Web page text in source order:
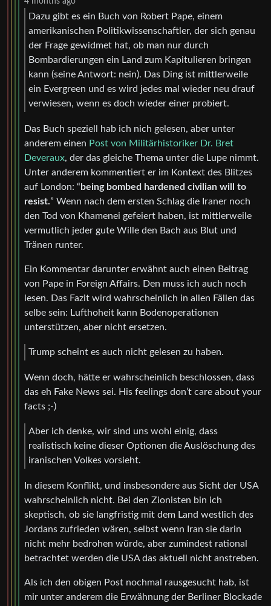
Dazu gibt es ein Buch von Robert Pape, einem
amerikanischen Politikwissenschaftler, der sich genau
der Frage gewidmet hat, ob man nur durch
Bombardierungen ein Land zum Kapitulieren bringen
kann (seine Antwort: nein). Das Ding ist mittlerweile
ein Evergreen und es wird jedes mal wieder neu drauf
verwiesen, wenn es doch wieder einer probiert.
Das Buch speziell hab ich nich gelesen, aber unter
anderem einen Post von Militärhistoriker Dr. Bret
Deveraux, der das gleiche Thema unter die Lupe nimmt.
Unter anderem kommentiert er im Kontext des Blitzes
auf London: “ being bombed hardened civilian will to
resist.” Wenn nach dem ersten Schlag die Iraner noch
den Tod von Khamenei gefeiert haben, ist mittlerweile
vermutlich jeder gute Wille den Bach aus Blut und
Tränen runter.
Ein Kommentar darunter erwähnt auch einen Beitrag
von Pape in Foreign Affairs. Den muss ich auch noch
lesen. Das Fazit wird wahrscheinlich in allen Fällen das
selbe sein: Lufthoheit kann Bodenoperationen
unterstützen, aber nicht ersetzen.
Trump scheint es auch nicht gelesen zu haben.
Wenn doch, hätte er wahrscheinlich beschlossen, dass
das eh Fake News sei. His feelings don’t care about your
facts ;-)
Aber ich denke, wir sind uns wohl einig, dass
realistisch keine dieser Optionen die Auslöschung des
iranischen Volkes vorsieht.
In diesem Konflikt, und insbesondere aus Sicht der USA
wahrscheinlich nicht. Bei den Zionisten bin ich
skeptisch, ob sie langfristig mit dem Land westlich des
Jordans zufrieden wären, selbst wenn Iran sie darin
nicht mehr bedrohen würde, aber zumindest rational
betrachtet werden die USA das aktuell nicht anstreben.
Als ich den obigen Post nochmal rausgesucht hab, ist
mir unter anderem die Erwähnung der Berliner Blockade